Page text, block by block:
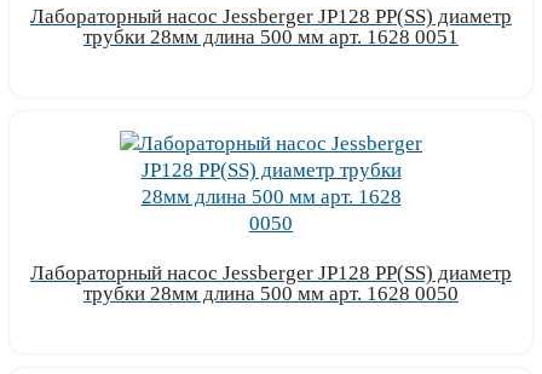
Лабораторный насос Jessberger JP128 PP(SS) диаметр
трубки 28мм длина 500 мм арт. 1628 0051
Лабораторный насос Jessberger JP128 PP(SS) диаметр
трубки 28мм длина 500 мм арт. 1628 0050